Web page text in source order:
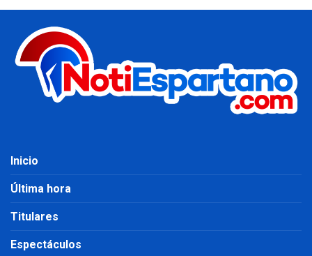
Inicio
Última hora
Titulares
Espectáculos